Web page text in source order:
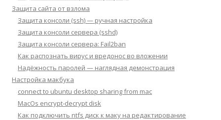
Защита сайта от взлома
Защита консоли (ssh) — ручная настройка
Защита консоли сервера (sshd)
Защита консоли сервера: Fail2ban
Как распознать вирус и вредонос во вложении
Надёжность паролей — наглядная демонстрация
Настройка макбука
connect to ubuntu desktop sharing from mac
MacOs encrypt-decrypt disk
Как подключить ntfs диск к маку на редактирование